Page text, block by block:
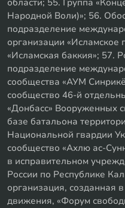
Народной Воли)»; 56.
подразделение
организации «Исламское
«Исламская баккия»; 57.
подразделение
сообщества «АУМ
сообщество 46-й
«Донбасс» Вооруженных
базе батальона
Национальной гвардии
сообщество «Ахлю ас-
в исправительном
России по Республике
организация, созданная
движения, «Форум